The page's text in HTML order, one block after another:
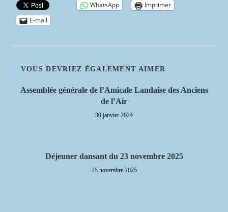
WhatsApp
Imprimer
E-mail
VOUS DEVRIEZ ÉGALEMENT AIMER
Assemblée générale de l’Amicale Landaise des Anciens
de l’Air
30 janvier 2024
Déjeuner dansant du 23 novembre 2025
25 novembre 2025